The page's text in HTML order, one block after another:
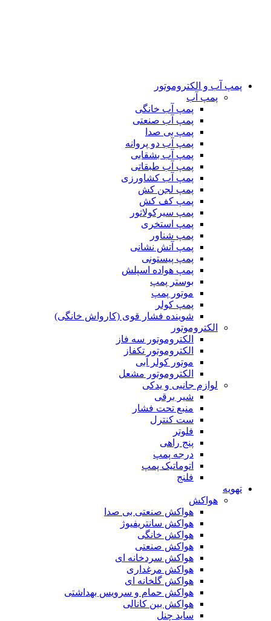
پمپ آب و الکتروموتور
پمپ آب
پمپ آب خانگی
پمپ آب صنعتی
پمپ بی صدا
پمپ آب دو پروانه
پمپ آب بشقابی
پمپ آب طبقاتی
پمپ آب کشاورزی
پمپ لجن کش
پمپ کف کش
پمپ سیرکولاتور
پمپ استخری
پمپ شناور
پمپ آتش نشانی
پمپ پیستونی
پمپ هواده اسپلش
بوستر پمپ
موتور پمپ
پمپ کولر
شوینده فشار قوی (کارواش خانگی)
الکتروموتور
الکتروموتور سه فاز
الکتروموتور تکفاز
موتور کولر آبی
الکتروموتور مشعل
لوازم جانبی و یدکی
شیر برقی
منبع تحت فشار
ست کنترل
فلوتر
پنج راهی
درجه پمپ
اتوماتیک پمپ
فلنج
تهویه
هواکش
هواکش صنعتی بی صدا
هواکش سانتریفیوژ
هواکش خانگی
هواکش صنعتی
هواکش سردخانه ای
هواکش مرغداری
هواکش گلخانه ای
هواکش حمام و سرویس بهداشتی
هواکش بین کانالی
ساید چنل